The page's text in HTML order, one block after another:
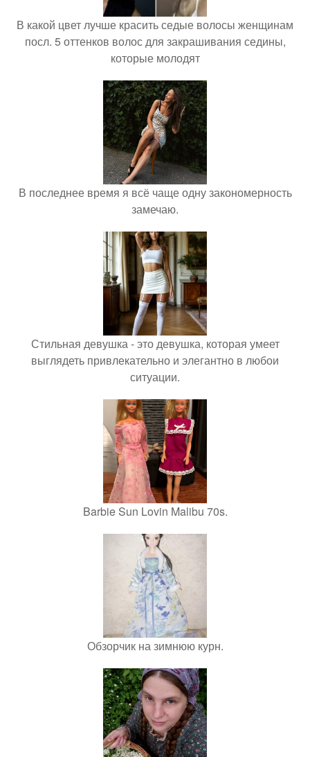
В какой цвет лучше красить седые волосы женщинам
посл. 5 оттенков волос для закрашивания седины,
которые молодят
В последнее время я всё чаще одну закономерность
замечаю.
Стильная девушка - это девушка, которая умеет
выглядеть привлекательно и элегантно в любои
ситуации.
Barbie Sun Lovin Malibu 70s.
Обзорчик на зимнюю курн.